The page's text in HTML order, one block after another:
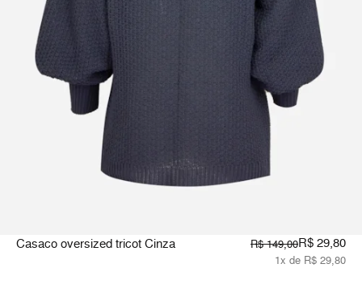
Casaco oversized tricot Cinza R$ 149,00R$ 29,80
1x de R$ 29,80